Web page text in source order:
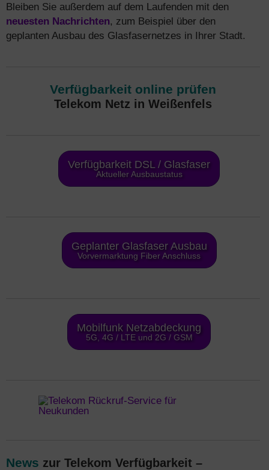
Bleiben Sie außerdem auf dem Laufenden mit den
neuesten Nachrichten, zum Beispiel über den
geplanten Ausbau des Glasfasernetzes in Ihrer Stadt.
Verfügbarkeit online prüfen
Telekom Netz in Weißenfels
Verfügbarkeit DSL / Glasfaser
Aktueller Ausbaustatus
Geplanter Glasfaser Ausbau
Vorvermarktung Fiber Anschluss
Mobilfunk Netzabdeckung
5G, 4G / LTE und 2G / GSM
News zur Telekom Verfügbarkeit –